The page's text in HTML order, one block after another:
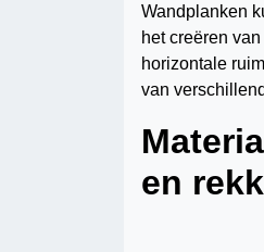
Wandplanken
het creëren
horizontale
van
en